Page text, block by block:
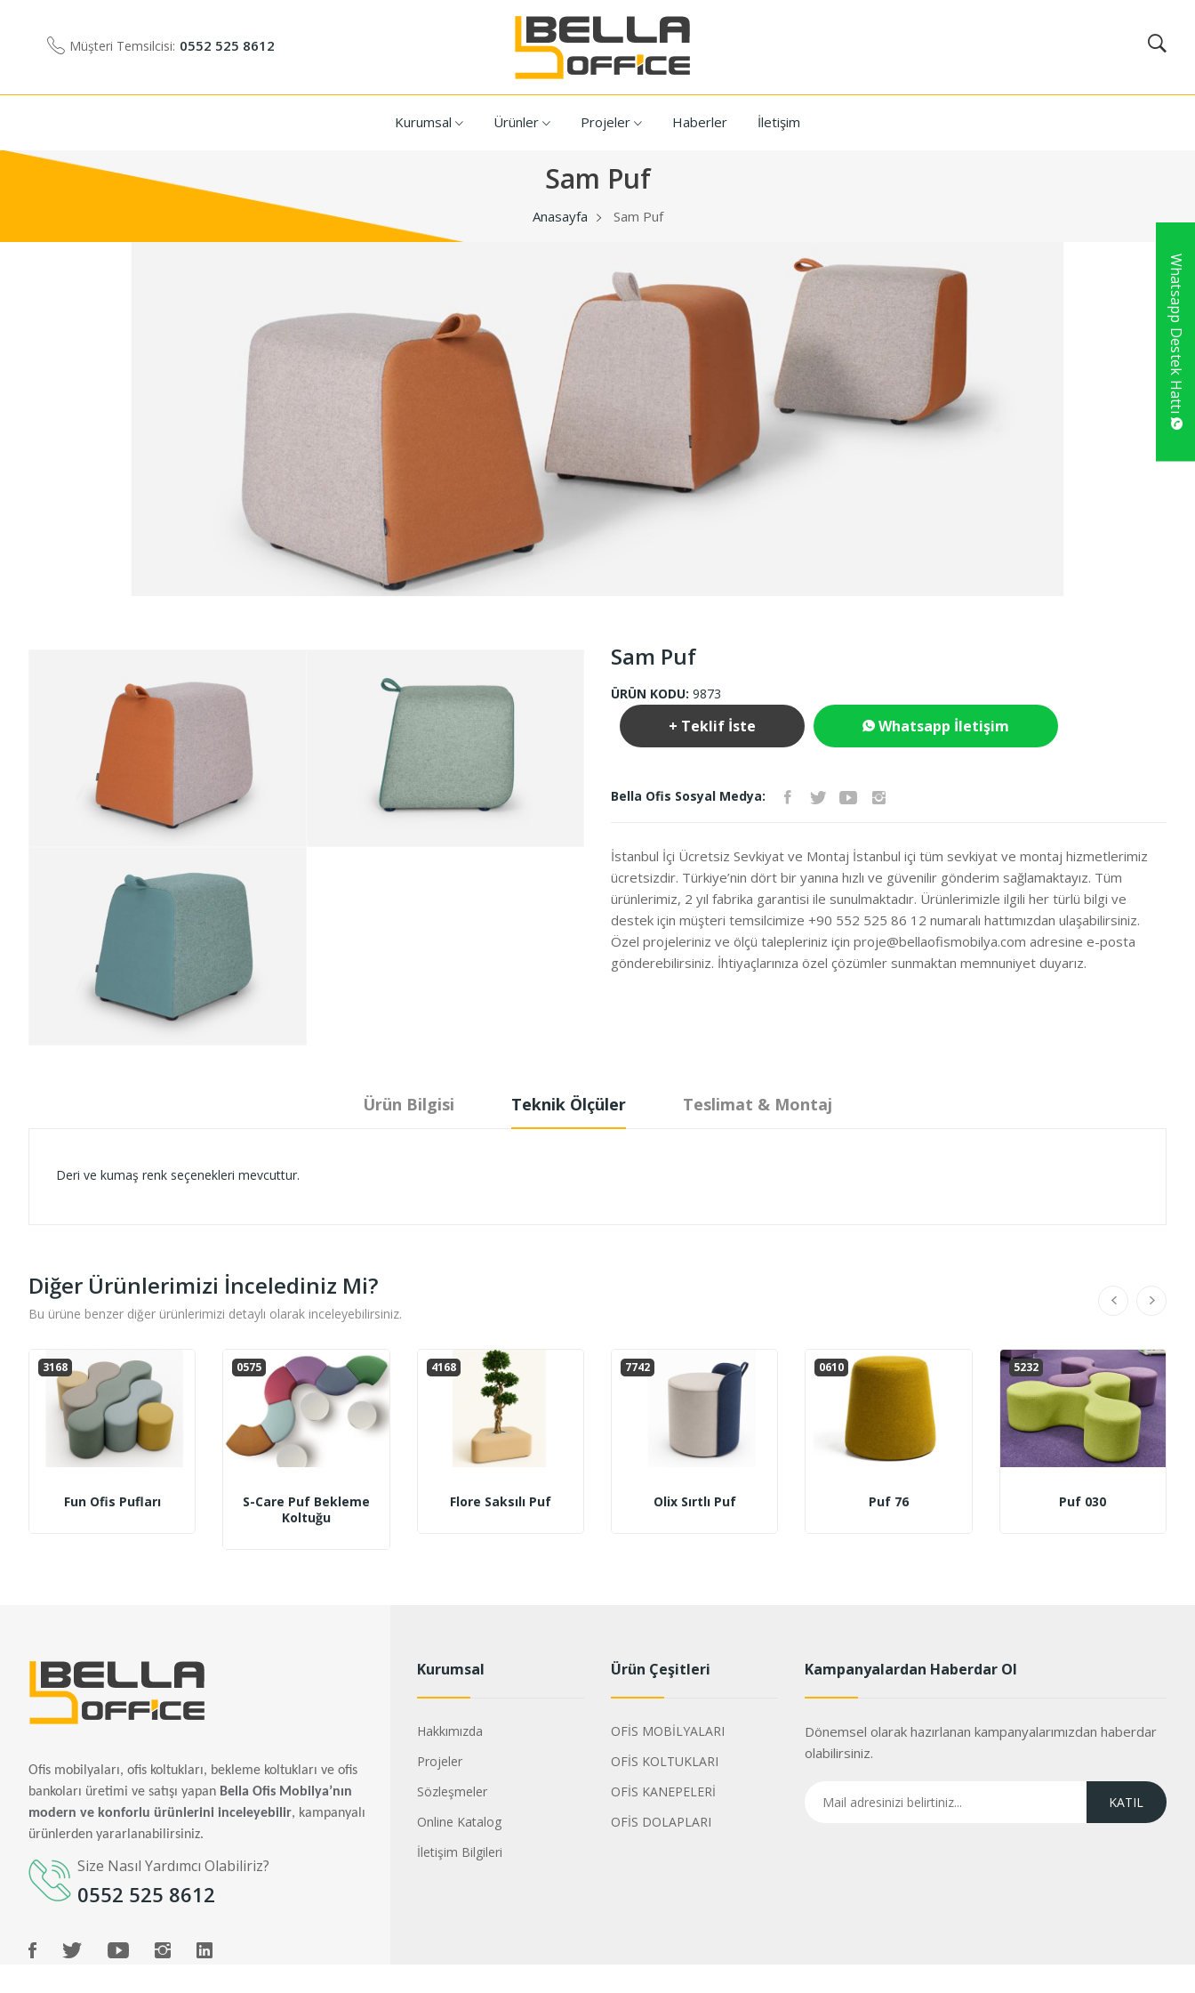
Müşteri Temsilcisi: 0552 525 8612
Kurumsal Ürünler Projeler Haberler İletişim
Sam Puf
Anasayfa Sam Puf
Sam Puf
ÜRÜN KODU: 9873
+ Teklif İste Whatsapp İletişim
Bella Ofis Sosyal Medya:
İstanbul İçi Ücretsiz Sevkiyat ve Montaj İstanbul içi tüm sevkiyat ve montaj hizmetlerimiz
ücretsizdir. Türkiye’nin dört bir yanına hızlı ve güvenilir gönderim sağlamaktayız. Tüm
ürünlerimiz, 2 yıl fabrika garantisi ile sunulmaktadır. Ürünlerimizle ilgili her türlü bilgi ve
destek için müşteri temsilcimize +90 552 525 86 12 numaralı hattımızdan ulaşabilirsiniz.
Özel projeleriniz ve ölçü talepleriniz için proje@bellaofismobilya.com adresine e-posta
gönderebilirsiniz. İhtiyaçlarınıza özel çözümler sunmaktan memnuniyet duyarız.
Ürün Bilgisi Teknik Ölçüler Teslimat & Montaj
Deri ve kumaş renk seçenekleri mevcuttur.
Diğer Ürünlerimizi İncelediniz Mi?
Bu ürüne benzer diğer ürünlerimizi detaylı olarak inceleyebilirsiniz.
3168
Fun Ofis Pufları
0575
S-Care Puf Bekleme
Koltuğu
4168
Flore Saksılı Puf
7742
Olix Sırtlı Puf
0610
Puf 76
5232
Puf 030
Ofis mobilyaları, ofis koltukları, bekleme koltukları ve ofis
bankoları üretimi ve satışı yapan Bella Ofis Mobilya’nın
modern ve konforlu ürünlerini inceleyebilir, kampanyalı
ürünlerden yararlanabilirsiniz.
Size Nasıl Yardımcı Olabiliriz?
0552 525 8612
Kurumsal
Hakkımızda
Projeler
Sözleşmeler
Online Katalog
İletişim Bilgileri
Ürün Çeşitleri
OFİS MOBİLYALARI
OFİS KOLTUKLARI
OFİS KANEPELERİ
OFİS DOLAPLARI
Kampanyalardan Haberdar Ol
Dönemsel olarak hazırlanan kampanyalarımızdan haberdar
olabilirsiniz.
Whatsapp Destek Hattı